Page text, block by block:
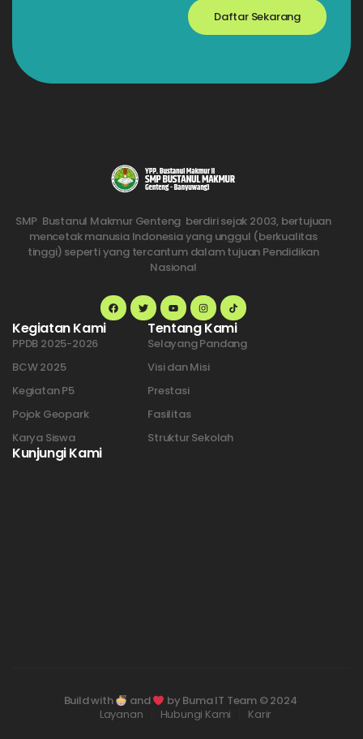
Daftar Sekarang
SMP Bustanul Makmur Genteng berdiri sejak 2003, bertujuan
mencetak manusia Indonesia yang unggul (berkualitas
tinggi) seperti yang tercantum dalam tujuan Pendidikan
Nasional
Kegiatan Kami
PPDB 2025-2026
BCW 2025
Kegiatan P5
Pojok Geopark
Karya Siswa
Tentang Kami
Selayang Pandang
Visi dan Misi
Prestasi
Fasilitas
Struktur Sekolah
Kunjungi Kami
Build with and
by Buma IT Team © 2024
Layanan
Hubungi Kami Karir